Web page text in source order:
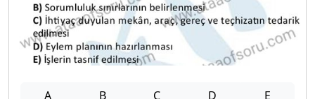
A B C D E